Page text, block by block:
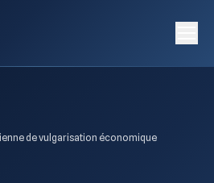
de vulgarisation économique